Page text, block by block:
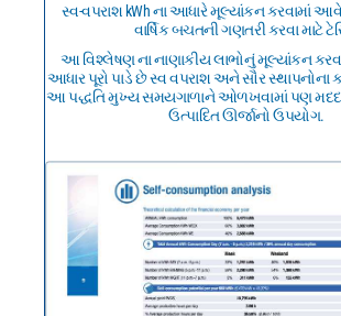
સ્વ-વપરાશ kWh ના આધારે મૂલ્યાંકન કરવામાં
વાર્ષિક બચતની ગણતરી કરવા માટે
આ વિશ્લેષણ ના નાણાકીય લાભોનું મૂલ્યાંકન કરવા
આધાર પૂરો પાડે છે સ્વ વપરાશ અને સૌર સ્થાપનોના
આ પદ્ધતિ મુખ્ય સમયગાળાને ઓળખવામાં પણ મદદ
ઉત્પાદિત ઊર્જાનો ઉપયોગ.